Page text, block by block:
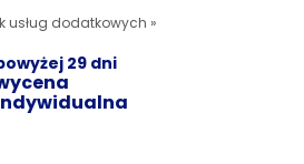
usług dodatkowych »
29 dni